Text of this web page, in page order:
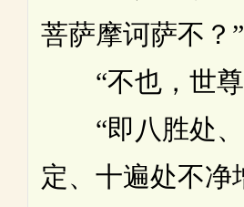
菩萨摩诃萨不？”
“不也，世尊
“即八胜处、
定、十遍处不净